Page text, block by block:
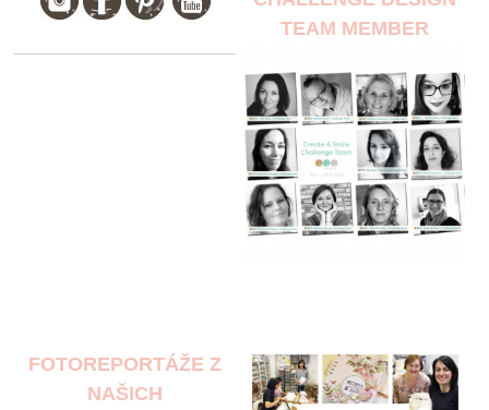
TEAM MEMBER
FOTOREPORTÁŽE Z
NAŠICH